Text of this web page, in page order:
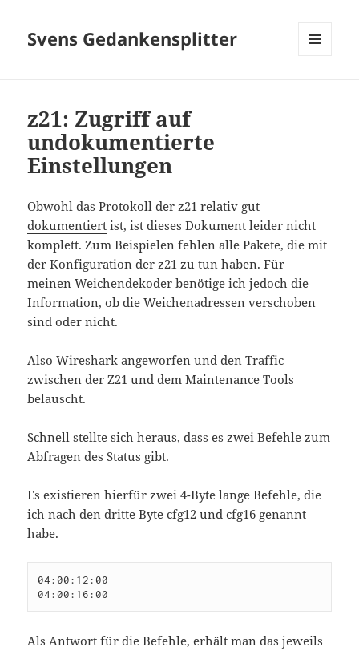
Svens Gedankensplitter
z21: Zugriff auf
undokumentierte
Einstellungen
Obwohl das Protokoll der z21 relativ gut
dokumentiert ist, ist dieses Dokument leider nicht
komplett. Zum Beispielen fehlen alle Pakete, die mit
der Konfiguration der z21 zu tun haben. Für
meinen Weichendekoder benötige ich jedoch die
Information, ob die Weichenadressen verschoben
sind oder nicht.
Also Wireshark angeworfen und den Traffic
zwischen der Z21 und dem Maintenance Tools
belauscht.
Schnell stellte sich heraus, dass es zwei Befehle zum
Abfragen des Status gibt.
Es existieren hierfür zwei 4-Byte lange Befehle, die
ich nach den dritte Byte cfg12 und cfg16 genannt
habe.
04:00:12:00
04:00:16:00
Als Antwort für die Befehle, erhält man das jeweils